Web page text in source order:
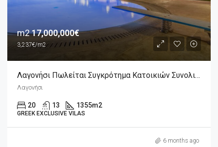
m217,000,000€
3,237€/m2
Λαγονήσι Πωλείται Συγκρότημα Κατοικιών Συνολικού Εμβαδού 1.355m2 Σε 5.252m2 Οικόπεδο Μπροστά Στη Θάλασσα
Λαγονήσι
20 13 1355m2
GREEK EXCLUSIVE VILAS
6 months ago